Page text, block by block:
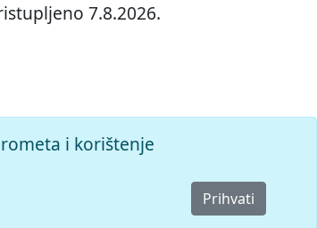
7.8.2026.
i korištenje
Prihvati